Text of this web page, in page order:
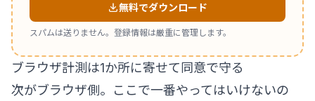
無料でダウンロード
スパムは送りません。登録情報は厳重に管理します。
ブラウザ計測は1か所に寄せて同意で守る
次がブラウザ側。ここで一番やってはいけないの